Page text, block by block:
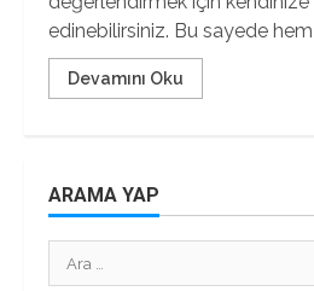
edinebilirsiniz. Bu sayede
Devamını Oku
ARAMA YAP
Arama: